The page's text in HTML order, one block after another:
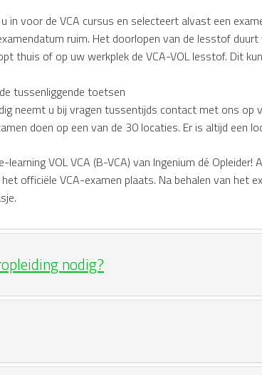
in voor de VCA cursus en selecteert alvast een
ruim. Het doorlopen van de lesstof duurt
thuis of op uw werkplek de VCA-VOL lesstof. Dit
tussenliggende toetsen
neemt u bij vragen tussentijds contact met ons op
doen op een van de 30 locaties. Er is altijd een
learning VOL VCA (B-VCA) van Ingenium dé
officiële VCA-examen plaats. Na behalen van het
nodig?